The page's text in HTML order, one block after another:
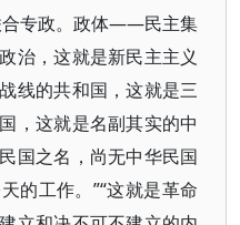
专政。政体——民主集
治，这就是新民主主义
线的共和国，这就是三
，这就是名副其实的中
国之名，尚无中华民国
的工作。”“这就是革命